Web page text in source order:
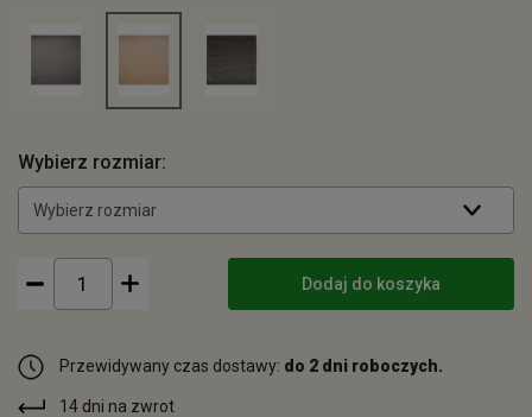
Wybierz rozmiar:
Wybierz rozmiar
Dodaj do koszyka
Przewidywany czas dostawy: do 2 dni roboczych.
14 dni na zwrot